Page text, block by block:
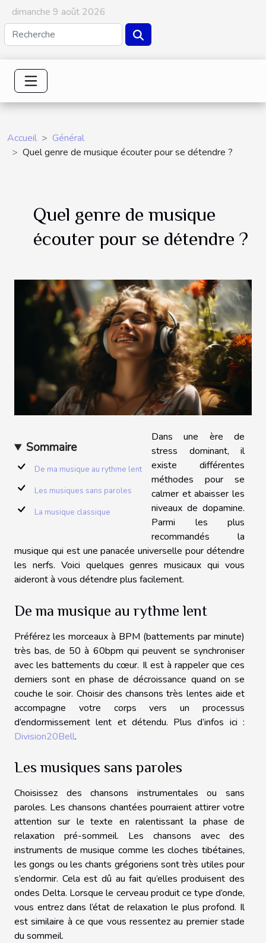
dimanche 9 août 2026
Accueil
Général
Quel genre de musique écouter pour se détendre ?
Quel genre de musique
écouter pour se détendre ?
Sommaire
De ma musique au rythme lent
Les musiques sans paroles
La musique classique
Dans une ère de
stress dominant, il
existe différentes
méthodes pour se
calmer et abaisser les
niveaux de dopamine.
Parmi les plus
recommandés la
musique qui est une panacée universelle pour détendre
les nerfs. Voici quelques genres musicaux qui vous
aideront à vous détendre plus facilement.
De ma musique au rythme lent
Préférez les morceaux à BPM (battements par minute)
très bas, de 50 à 60bpm qui peuvent se synchroniser
avec les battements du cœur. Il est à rappeler que ces
derniers sont en phase de décroissance quand on se
couche le soir. Choisir des chansons très lentes aide et
accompagne votre corps vers un processus
d’endormissement lent et détendu. Plus d’infos ici :
Division20Bell.
Les musiques sans paroles
Choisissez des chansons instrumentales ou sans
paroles. Les chansons chantées pourraient attirer votre
attention sur le texte en ralentissant la phase de
relaxation pré-sommeil. Les chansons avec des
instruments de musique comme les cloches tibétaines,
les gongs ou les chants grégoriens sont très utiles pour
s’endormir. Cela est dû au fait qu’elles produisent des
ondes Delta. Lorsque le cerveau produit ce type d’onde,
vous entrez dans l’état de relaxation le plus profond. Il
est similaire à ce que vous ressentez au premier stade
du sommeil.